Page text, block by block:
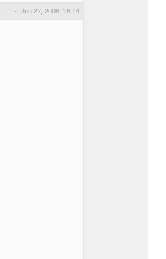
-: Jun 22, 2008, 18:14